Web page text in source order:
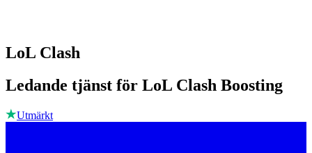
LoL Clash
Ledande tjänst för LoL Clash Boosting
Utmärkt